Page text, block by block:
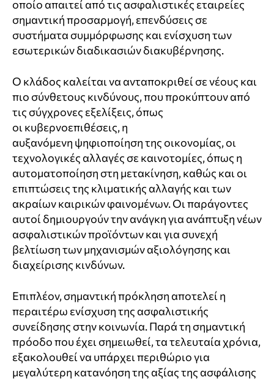
οποίο απαιτεί από τις ασφαλιστικές εταιρείες
σημαντική προσαρμογή, επενδύσεις σε
συστήματα συμμόρφωσης και ενίσχυση των
εσωτερικών διαδικασιών διακυβέρνησης.
Ο κλάδος καλείται να ανταποκριθεί σε νέους και
πιο σύνθετους κινδύνους, που προκύπτουν από
τις σύγχρονες εξελίξεις, όπως
οι κυβερνοεπιθέσεις, η
αυξανόμενη ψηφιοποίηση της οικονομίας, οι
τεχνολογικές αλλαγές σε καινοτομίες, όπως η
αυτοματοποίηση στη μετακίνηση, καθώς και οι
επιπτώσεις της κλιματικής αλλαγής και των
ακραίων καιρικών φαινομένων. Οι παράγοντες
αυτοί δημιουργούν την ανάγκη για ανάπτυξη νέων
ασφαλιστικών προϊόντων και για συνεχή
βελτίωση των μηχανισμών αξιολόγησης και
διαχείρισης κινδύνων.
Επιπλέον, σημαντική πρόκληση αποτελεί η
περαιτέρω ενίσχυση της ασφαλιστικής
συνείδησης στην κοινωνία. Παρά τη σημαντική
πρόοδο που έχει σημειωθεί, τα τελευταία χρόνια,
εξακολουθεί να υπάρχει περιθώριο για
μεγαλύτερη κατανόηση της αξίας της ασφάλισης